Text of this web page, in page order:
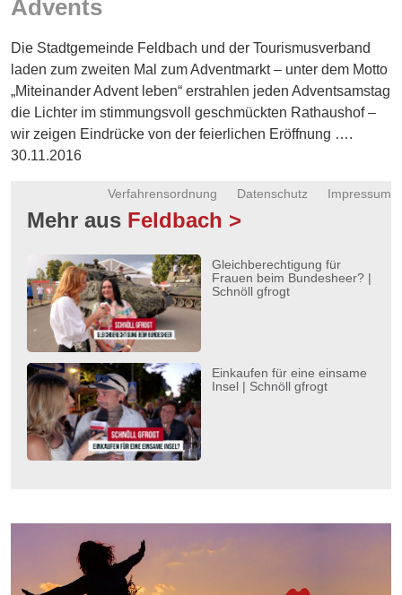
Energie
Schnöll
gfrogt
Zonen
Podcast
Advents
Die Stadtgemeinde Feldbach und der Tourismusverband
laden zum zweiten Mal zum Adventmarkt – unter dem Motto
„Miteinander Advent leben“ erstrahlen jeden Adventsamstag
die Lichter im stimmungsvoll geschmückten Rathaushof –
wir zeigen Eindrücke von der feierlichen Eröffnung ….
30.11.2016
Impressum
Datenschutz
Verfahrensordnung
Mehr aus Feldbach >
Gleichberechtigung für
Frauen beim Bundesheer? |
Schnöll gfrogt
Einkaufen für eine einsame
Insel | Schnöll gfrogt